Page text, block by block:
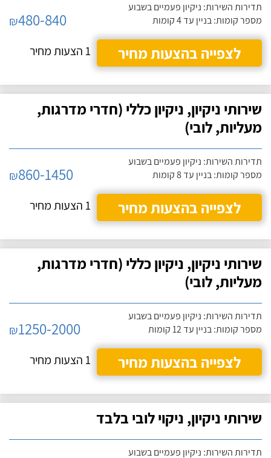
תדירות השירות: ניקיון פעמיים בשבוע
מספר קומות: בניין עד 4 קומות
₪480-840
לצפייה בהצעות מחיר
1 הצעות מחיר
שירותי ניקיון, ניקיון כללי (חדרי מדרגות,
מעליות, לובי)
תדירות השירות: ניקיון פעמיים בשבוע
מספר קומות: בניין עד 8 קומות
₪860-1450
לצפייה בהצעות מחיר
1 הצעות מחיר
שירותי ניקיון, ניקיון כללי (חדרי מדרגות,
מעליות, לובי)
תדירות השירות: ניקיון פעמיים בשבוע
מספר קומות: בניין עד 12 קומות
₪1250-2000
לצפייה בהצעות מחיר
1 הצעות מחיר
שירותי ניקיון, ניקוי לובי בלבד
תדירות השירות: ניקיון פעמיים בשבוע